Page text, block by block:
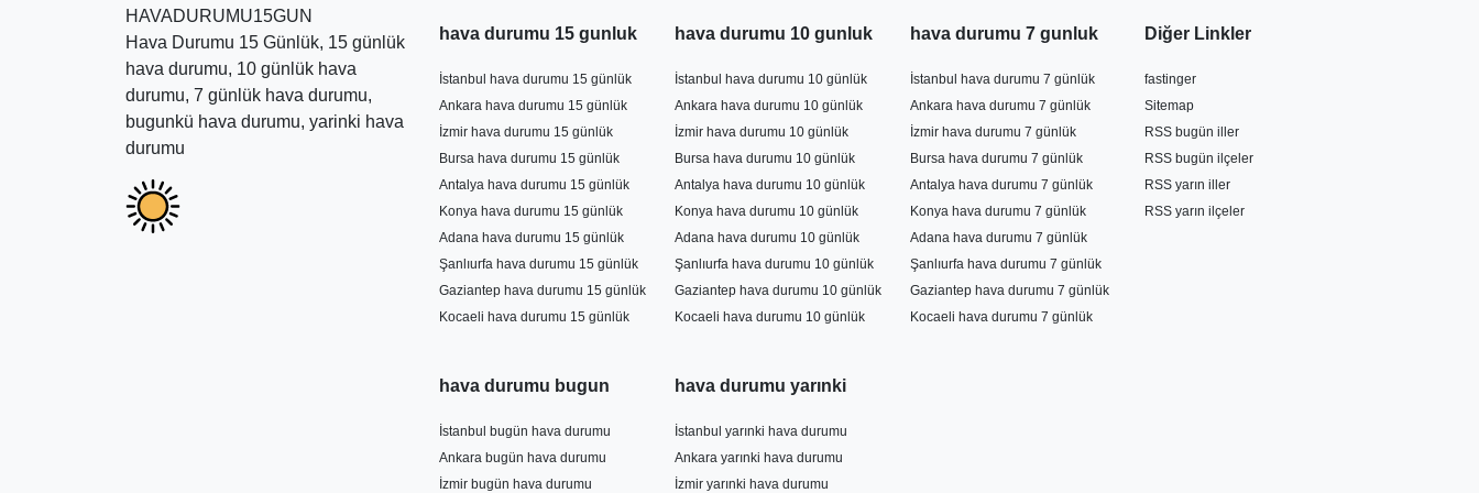
Artvin Hava Durumu 7 Günlük Tahminleri
Artvin hava durumu, ziyaretçilerin ve yerel halkın günlük yaşamlarını planlamalarına
yardımcı olan önemli bir faktördür. Artvin'da 7 günlük hava durumu tahminleri, seyahat
ettiğiniz tarihten itibaren sonraki 7 gün boyunca beklenen hava koşullarını size bildirir.
Bu tahminler, sıcaklık, nem, rüzgar hızı ve yağış miktarı gibi birçok faktörü içerir. Artvin
hava durumu 7 günlük tahminleri, bu web sitesi üzerinden kolayca erişilebilir.
HAVADURUMU15GUN
Hava Durumu 15 Günlük, 15 günlük
hava durumu, 10 günlük hava
durumu, 7 günlük hava durumu,
bugunkü hava durumu, yarinki hava
durumu
hava durumu 15 gunluk
İstanbul hava durumu 15 günlük
Ankara hava durumu 15 günlük
İzmir hava durumu 15 günlük
Bursa hava durumu 15 günlük
Antalya hava durumu 15 günlük
Konya hava durumu 15 günlük
Adana hava durumu 15 günlük
Şanlıurfa hava durumu 15 günlük
Gaziantep hava durumu 15 günlük
Kocaeli hava durumu 15 günlük
hava durumu 10 gunluk
İstanbul hava durumu 10 günlük
Ankara hava durumu 10 günlük
İzmir hava durumu 10 günlük
Bursa hava durumu 10 günlük
Antalya hava durumu 10 günlük
Konya hava durumu 10 günlük
Adana hava durumu 10 günlük
Şanlıurfa hava durumu 10 günlük
Gaziantep hava durumu 10 günlük
Kocaeli hava durumu 10 günlük
hava durumu 7 gunluk
İstanbul hava durumu 7 günlük
Ankara hava durumu 7 günlük
İzmir hava durumu 7 günlük
Bursa hava durumu 7 günlük
Antalya hava durumu 7 günlük
Konya hava durumu 7 günlük
Adana hava durumu 7 günlük
Şanlıurfa hava durumu 7 günlük
Gaziantep hava durumu 7 günlük
Kocaeli hava durumu 7 günlük
Diğer Linkler
fastinger
Sitemap
RSS bugün iller
RSS bugün ilçeler
RSS yarın iller
RSS yarın ilçeler
hava durumu bugun
İstanbul bugün hava durumu
Ankara bugün hava durumu
İzmir bugün hava durumu
hava durumu yarınki
İstanbul yarınki hava durumu
Ankara yarınki hava durumu
İzmir yarınki hava durumu